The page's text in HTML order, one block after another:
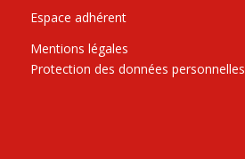
Espace adhérent
Mentions légales
Protection des données personnelles